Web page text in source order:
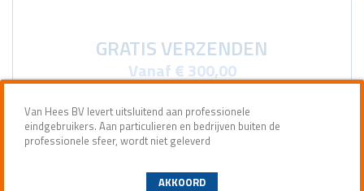
Van Hees BV levert uitsluitend aan professionele
eindgebruikers. Aan particulieren en bedrijven buiten de
professionele sfeer, wordt niet geleverd
AKKOORD
GRATIS VERZENDEN
Vanaf € 300,00